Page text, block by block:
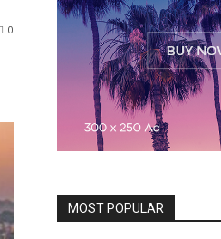
0
MOST POPULAR